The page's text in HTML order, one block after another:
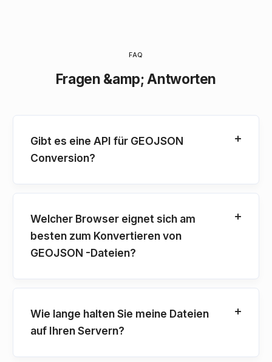
FAQ
Fragen &amp; Antworten
Gibt es eine API für GEOJSON
Conversion?
Welcher Browser eignet sich am
besten zum Konvertieren von
GEOJSON -Dateien?
Wie lange halten Sie meine Dateien
auf Ihren Servern?